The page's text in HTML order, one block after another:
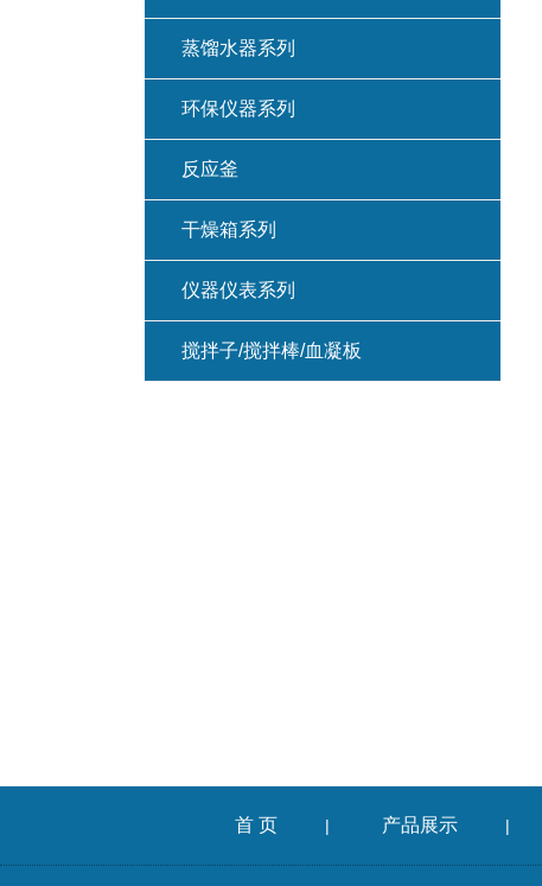
蒸馏水器系列
环保仪器系列
反应釜
干燥箱系列
仪器仪表系列
搅拌子/搅拌棒/血凝板
首 页 | 产品展示 |